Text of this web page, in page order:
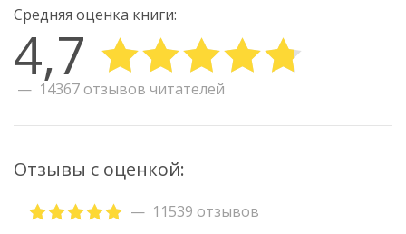
Средняя оценка книги:
4,7
14367 отзывов читателей
Отзывы с оценкой:
11539 отзывов